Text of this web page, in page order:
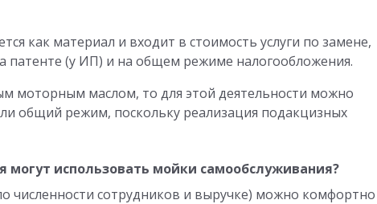
как материал и входит в стоимость услуги по замене,
патенте (у ИП) и на общем режиме налогообложения.
моторным маслом, то для этой деятельности можно
общий режим, поскольку реализация подакцизных
использовать мойки самообслуживания?
численности сотрудников и выручке) можно комфортно